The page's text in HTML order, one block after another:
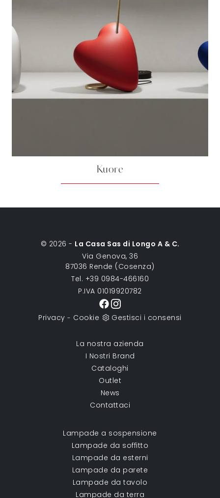
Kuore
© 2026 - La Casa Sas di Longo A & C.
Via Genova, 36
87036 Rende (Cosenza)
Tel. +39 0984-466160
P.IVA 01019920782
Privacy - Cookie Gestisci i consensi
La nostra azienda
I Nostri Brand
Cataloghi
Outlet
News
Contattaci
Lampade a sospensione
Lampade da soffitto
Lampade da esterni
Lampade da parete
Lampade da tavolo
Lampade da terra